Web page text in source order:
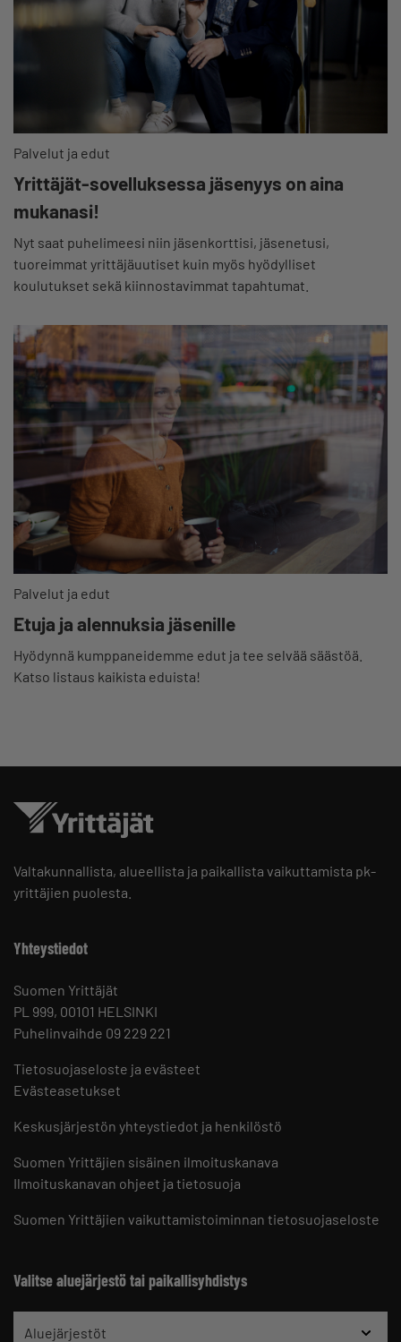
Palvelut ja edut
Yrittäjät-sovelluksessa jäsenyys on aina
mukanasi!
Nyt saat puhelimeesi niin jäsenkorttisi, jäsenetusi,
tuoreimmat yrittäjäuutiset kuin myös hyödylliset
koulutukset sekä kiinnostavimmat tapahtumat.
Palvelut ja edut
Etuja ja alennuksia jäsenille
Hyödynnä kumppaneidemme edut ja tee selvää säästöä.
Katso listaus kaikista eduista!
Valtakunnallista, alueellista ja paikallista vaikuttamista pk-
yrittäjien puolesta.
Yhteystiedot
Suomen Yrittäjät
PL 999, 00101 HELSINKI
Puhelinvaihde 09 229 221
Tietosuojaseloste ja evästeet
Evästeasetukset
Keskusjärjestön yhteystiedot ja henkilöstö
Suomen Yrittäjien sisäinen ilmoituskanava
Ilmoituskanavan ohjeet ja tietosuoja
Suomen Yrittäjien vaikuttamistoiminnan tietosuojaseloste
Valitse aluejärjestö tai paikallisyhdistys
Aluejärjestöt